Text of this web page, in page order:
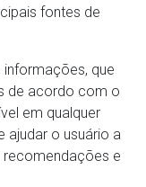
fontes de
que
de acordo com o
em qualquer
ajudar o usuário a
recomendações e